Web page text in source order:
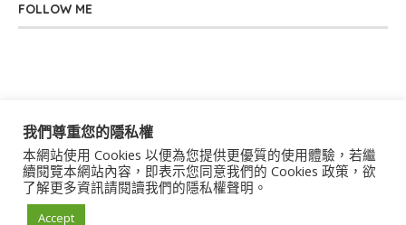
FOLLOW ME
關於我們 聯絡我們 服務條款 隱私權政策
著作權聲明 作者群
我們尊重您的隱私權
本網站使用 Cookies 以便為您提供更優質的使用體驗，若繼
續閱覽本網站內容，即表示您同意我們的 Cookies 政策，欲
了解更多資訊請閱讀我們的隱私權聲明。
Accept